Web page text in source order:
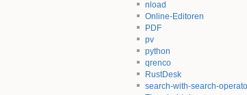
nload
Online-Editoren
PDF
pv
python
qrenco
RustDesk
search-with-search-